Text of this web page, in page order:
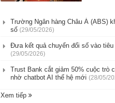
Trường Ngân hàng Châu Á (ABS)
số (29/05/2026)
​Đưa kết quả chuyển đổi số vào
(29/05/2026)
Trust Bank cắt giảm 50% cuộc trò
nhờ chatbot AI thế hệ mới (28/05/
Xem tiếp